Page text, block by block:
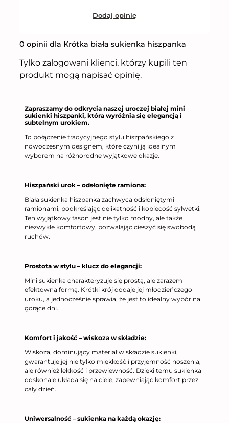
Dodaj opinię
0 opinii dla Krótka biała sukienka hiszpanka
Tylko zalogowani klienci, którzy kupili ten
produkt mogą napisać opinię.
Zapraszamy do odkrycia naszej uroczej białej mini
sukienki hiszpanki, która wyróżnia się elegancją i
subtelnym urokiem.
To połączenie tradycyjnego stylu hiszpańskiego z
nowoczesnym designem, które czyni ją idealnym
wyborem na różnorodne wyjątkowe okazje.
Hiszpański urok – odsłonięte ramiona:
Biała sukienka hiszpanka zachwyca odsłoniętymi
ramionami, podkreślając delikatność i kobiecość sylwetki.
Ten wyjątkowy fason jest nie tylko modny, ale także
niezwykle komfortowy, pozwalając cieszyć się swobodą
ruchów.
Prostota w stylu – klucz do elegancji:
Mini sukienka charakteryzuje się prostą, ale zarazem
efektowną formą. Krótki krój dodaje jej młodzieńczego
uroku, a jednocześnie sprawia, że jest to idealny wybór na
gorące dni.
Komfort i jakość – wiskoza w składzie:
Wiskoza, dominujący materiał w składzie sukienki,
gwarantuje jej nie tylko miękkość i przyjemność noszenia,
ale również lekkość i przewiewność. Dzięki temu sukienka
doskonale układa się na ciele, zapewniając komfort przez
cały dzień.
Uniwersalność – sukienka na każdą okazję: